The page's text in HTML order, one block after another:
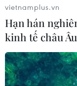
Mỹ can
Hezbollah
07/08/2026 02:31
vietnamplus.vn
Hạn hán
kinh tế châu Âu